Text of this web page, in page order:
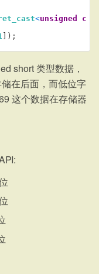
<unsigned
c
) ;
short 类型数据，
在后面，而低位字
这个数据在存储器